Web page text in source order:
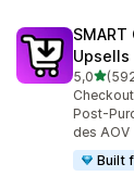
Upsells
5,0von 5
592
Post-
des AOV
Built